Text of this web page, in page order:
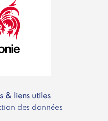
& liens utiles
des données